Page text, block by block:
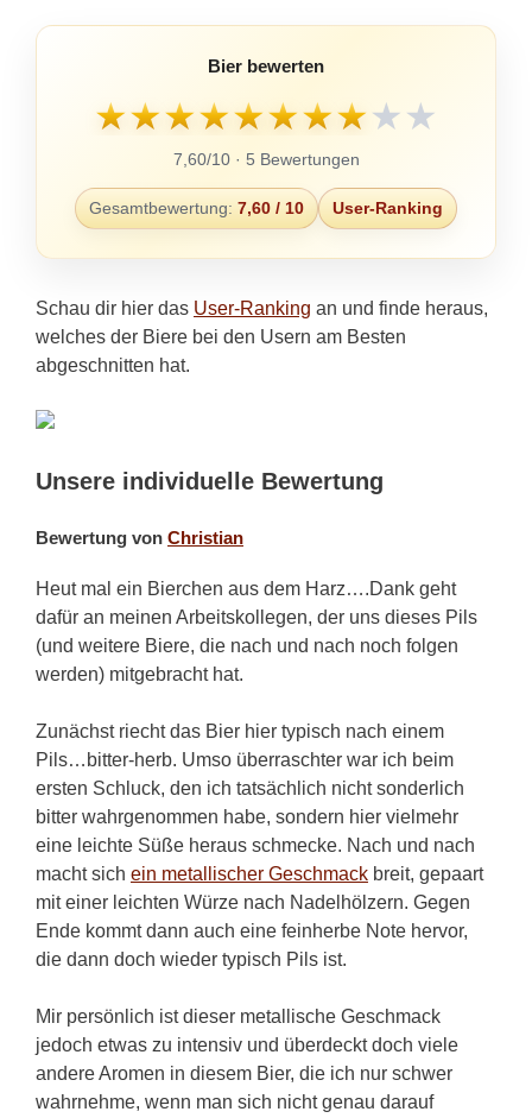
Bier bewerten
★★★★★★★★★★
7,60/10 · 5 Bewertungen
Gesamtbewertung: 7,60 / 10 User-Ranking
Schau dir hier das User-Ranking an und finde heraus,
welches der Biere bei den Usern am Besten
abgeschnitten hat.
Unsere individuelle Bewertung
Bewertung von Christian
Heut mal ein Bierchen aus dem Harz….Dank geht
dafür an meinen Arbeitskollegen, der uns dieses Pils
(und weitere Biere, die nach und nach noch folgen
werden) mitgebracht hat.
Zunächst riecht das Bier hier typisch nach einem
Pils…bitter-herb. Umso überraschter war ich beim
ersten Schluck, den ich tatsächlich nicht sonderlich
bitter wahrgenommen habe, sondern hier vielmehr
eine leichte Süße heraus schmecke. Nach und nach
macht sich ein metallischer Geschmack breit, gepaart
mit einer leichten Würze nach Nadelhölzern. Gegen
Ende kommt dann auch eine feinherbe Note hervor,
die dann doch wieder typisch Pils ist.
Mir persönlich ist dieser metallische Geschmack
jedoch etwas zu intensiv und überdeckt doch viele
andere Aromen in diesem Bier, die ich nur schwer
wahrnehme, wenn man sich nicht genau darauf